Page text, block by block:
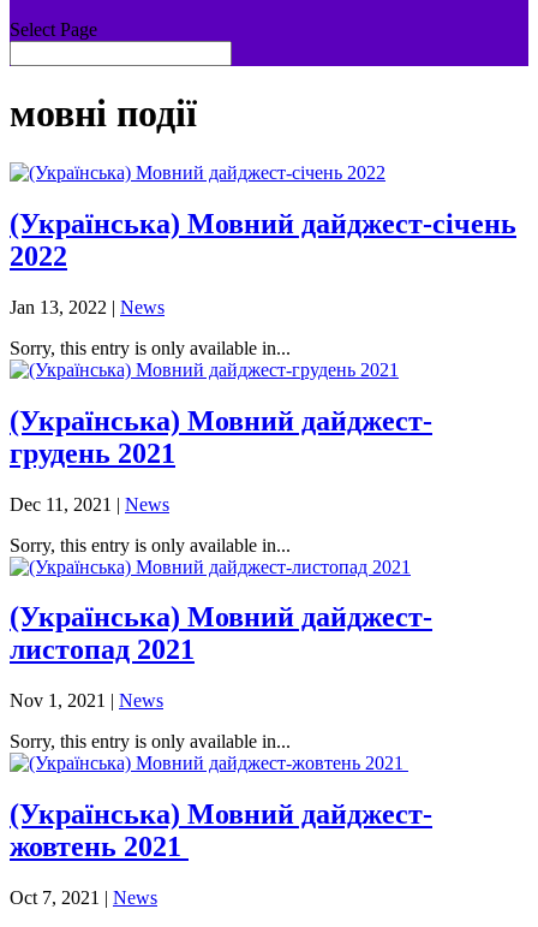
Select Page
мовні події
(Українська) Мовний дайджест-січень
2022
Jan 13, 2022 | News
Sorry, this entry is only available in...
(Українська) Мовний дайджест-
грудень 2021
Dec 11, 2021 | News
Sorry, this entry is only available in...
(Українська) Мовний дайджест-
листопад 2021
Nov 1, 2021 | News
Sorry, this entry is only available in...
(Українська) Мовний дайджест-
жовтень 2021
Oct 7, 2021 | News